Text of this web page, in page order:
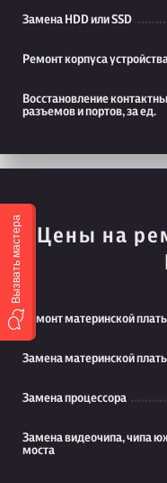
Замена HDD или SSD
Ремонт корпуса
Восстановление
разъемов и портов, за ед.
Цены на
Ремонт материнской
Замена материнской
Замена процессора
Замена видеочипа, чипа
моста
Вызвать мастера